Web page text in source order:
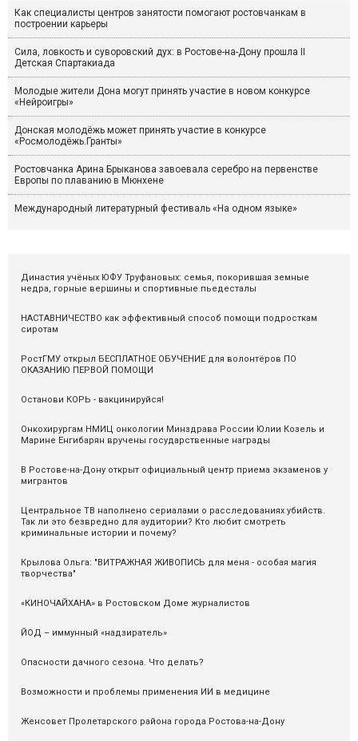
Как специалисты центров занятости помогают ростовчанкам в
построении карьеры
Сила, ловкость и суворовский дух: в Ростове-на-Дону прошла II
Детская Спартакиада
Молодые жители Дона могут принять участие в новом конкурсе
«Нейроигры»
Донская молодёжь может принять участие в конкурсе
«Росмолодёжь.Гранты»
Ростовчанка Арина Брыканова завоевала серебро на первенстве
Европы по плаванию в Мюнхене
Международный литературный фестиваль «На одном языке»
Династия учёных ЮФУ Труфановых: семья, покорившая земные
недра, горные вершины и спортивные пьедесталы
НАСТАВНИЧЕСТВО как эффективный способ помощи подросткам
сиротам
РостГМУ открыл БЕСПЛАТНОЕ ОБУЧЕНИЕ для волонтёров ПО
ОКАЗАНИЮ ПЕРВОЙ ПОМОЩИ
Останови КОРЬ - вакцинируйся!
Онкохирургам НМИЦ онкологии Минздрава России Юлии Козель и
Марине Енгибарян вручены государственные награды
В Ростове-на-Дону открыт официальный центр приема экзаменов у
мигрантов
Центральное ТВ наполнено сериалами о расследованиях убийств.
Так ли это безвредно для аудитории? Кто любит смотреть
криминальные истории и почему?
Крылова Ольга: "ВИТРАЖНАЯ ЖИВОПИСЬ для меня - особая магия
творчества"
«КИНОЧАЙХАНА» в Ростовском Доме журналистов
ЙОД – иммунный «надзиратель»
Опасности дачного сезона. Что делать?
Возможности и проблемы применения ИИ в медицине
Женсовет Пролетарского района города Ростова-на-Дону